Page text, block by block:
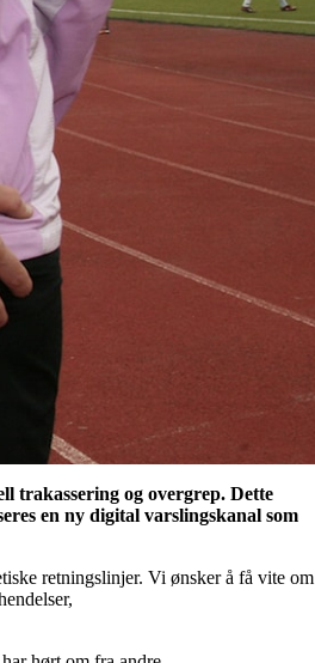
trakassering og overgrep. Dette
en ny digital varslingskanal som
retningslinjer. Vi ønsker å få vite om